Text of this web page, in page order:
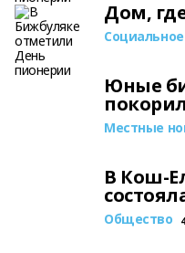
Дом,
Юные
Местные
В Кош-
Общество